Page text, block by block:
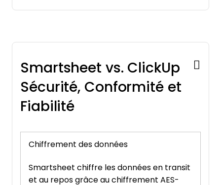
Smartsheet vs. ClickUp
Sécurité, Conformité et
Fiabilité
Chiffrement des données
Smartsheet chiffre les données en transit
et au repos grâce au chiffrement AES-